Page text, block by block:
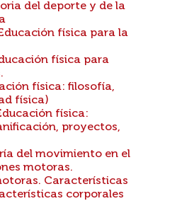
del deporte y de la
física para la
física para
física: filosofía,
física)
física:
proyectos,
del movimiento en el
motoras.
Características
corporales